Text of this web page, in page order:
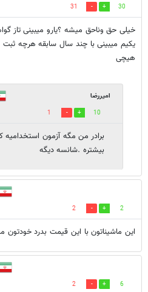
30
31
خیلی حق وناحق میشه ؟یارو میبینی تاز
یکیم میبینی با چند سال سابقه هرچه
هیچی
امیررضا
10
1
برادر من مگه آزمون
بیشتره .شانسه دیگه
2
2
این ماشیناتون با این قیمت بدرد خودتون
6
2